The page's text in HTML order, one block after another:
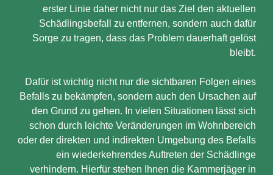
erster Linie daher nicht nur das Ziel den aktuellen
Schädlingsbefall zu entfernen, sondern auch dafür
Sorge zu tragen, dass das Problem dauerhaft gelöst
bleibt.
Dafür ist wichtig nicht nur die sichtbaren Folgen eines
Befalls zu bekämpfen, sondern auch den Ursachen auf
den Grund zu gehen. In vielen Situationen lässt sich
schon durch leichte Veränderungen im Wohnbereich
oder der direkten und indirekten Umgebung des Befalls
ein wiederkehrendes Auftreten der Schädlinge
verhindern. Hierfür stehen Ihnen die Kammerjäger in